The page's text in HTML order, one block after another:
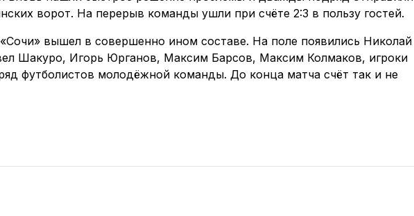
ворот. На перерыв команды ушли при счёте 2:3 в пользу гостей.
вышел в совершенно ином составе. На поле появились Николай
Шакуро, Игорь Юрганов, Максим Барсов, Максим Колмаков, игроки
футболистов молодёжной команды. До конца матча счёт так и не